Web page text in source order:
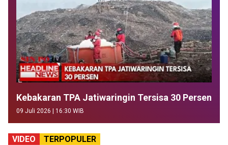
Kebakaran TPA Jatiwaringin Tersisa 30 Persen
09 Juli 2026 | 16:30 WIB
VIDEO TERPOPULER